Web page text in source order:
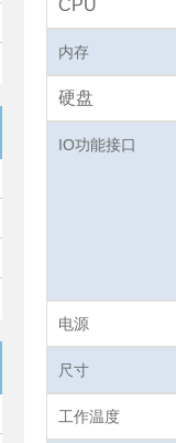
CPU
内存
硬盘
IO功能接口
电源
尺寸
工作温度